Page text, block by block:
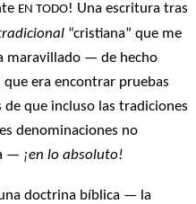
EN TODO! Una escritura tras
“cristiana” que me
maravillado — de hecho
era encontrar pruebas
de que incluso las tradiciones
denominaciones no
— ¡en lo absoluto!
doctrina bíblica — la